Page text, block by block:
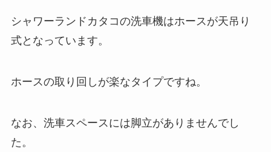
シャワーランドカタコの洗車機はホースが天吊り
式となっています。
ホースの取り回しが楽なタイプですね。
なお、洗車スペースには脚立がありませんでし
た。